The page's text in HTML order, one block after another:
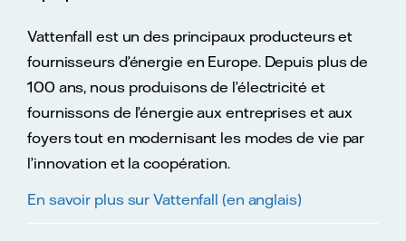
Vattenfall est un des principaux producteurs et
fournisseurs d’énergie en Europe. Depuis plus de
100 ans, nous produisons de l’électricité et
fournissons de l’énergie aux entreprises et aux
foyers tout en modernisant les modes de vie par
l’innovation et la coopération.
En savoir plus sur Vattenfall (en anglais)